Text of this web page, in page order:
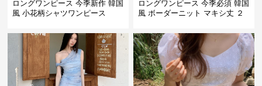
7,000 (税込)
ロングワンピース 韓国風マキシ
ワンピース２点セット上品ブル
¥5,720 (税込)
ロングワンピース 今季必見 韓国
風パフスリーブ ミニワンピース